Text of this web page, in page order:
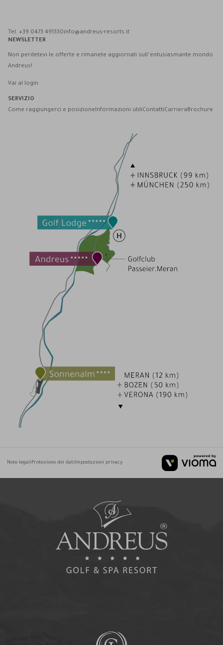
Tel. +39 0473 491330info@andreus-resorts.it
NEWSLETTER
Non perdetevi le offerte e rimanete aggiornati sull’entusiasmante mondo
Andreus!
Vai al login
SERVIZIO
Come raggiungerci e posizioneInformazioni utiliContattiCarrieraBrochure
Note legaliProtezione dei datiImpostazioni privacy